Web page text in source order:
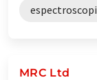
MRC Ltd